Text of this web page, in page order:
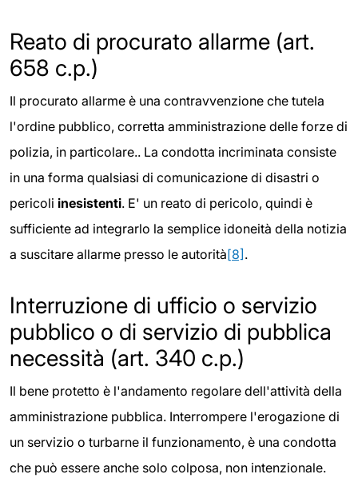
Reato di procurato allarme (art.
658 c.p.)
Il procurato allarme è una contravvenzione che tutela
l'ordine pubblico, corretta amministrazione delle forze di
polizia, in particolare.. La condotta incriminata consiste
in una forma qualsiasi di comunicazione di disastri o
pericoli inesistenti. E' un reato di pericolo, quindi è
sufficiente ad integrarlo la semplice idoneità della notizia
a suscitare allarme presso le autorità[8].
Interruzione di ufficio o servizio
pubblico o di servizio di pubblica
necessità (art. 340 c.p.)
Il bene protetto è l'andamento regolare dell'attività della
amministrazione pubblica. Interrompere l'erogazione di
un servizio o turbarne il funzionamento, è una condotta
che può essere anche solo colposa, non intenzionale.